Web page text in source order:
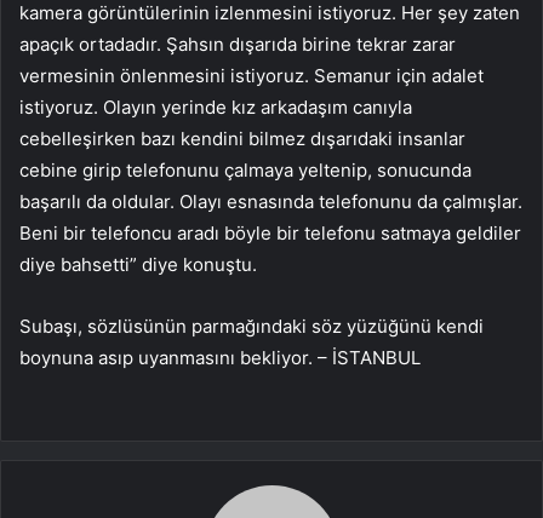
kamera görüntülerinin izlenmesini istiyoruz. Her şey zaten
apaçık ortadadır. Şahsın dışarıda birine tekrar zarar
vermesinin önlenmesini istiyoruz. Semanur için adalet
istiyoruz. Olayın yerinde kız arkadaşım canıyla
cebelleşirken bazı kendini bilmez dışarıdaki insanlar
cebine girip telefonunu çalmaya yeltenip, sonucunda
başarılı da oldular. Olayı esnasında telefonunu da çalmışlar.
Beni bir telefoncu aradı böyle bir telefonu satmaya geldiler
diye bahsetti” diye konuştu.
Subaşı, sözlüsünün parmağındaki söz yüzüğünü kendi
boynuna asıp uyanmasını bekliyor. – İSTANBUL